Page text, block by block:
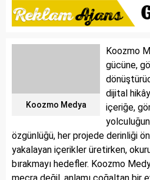
Koozmo Medya
Koozmo
gücüne,
dijital
içeriğe,
özgünlüğü, her projede derinliği
yakalayan içerikler üretirken,
bırakmayı hedefler. Koozmo